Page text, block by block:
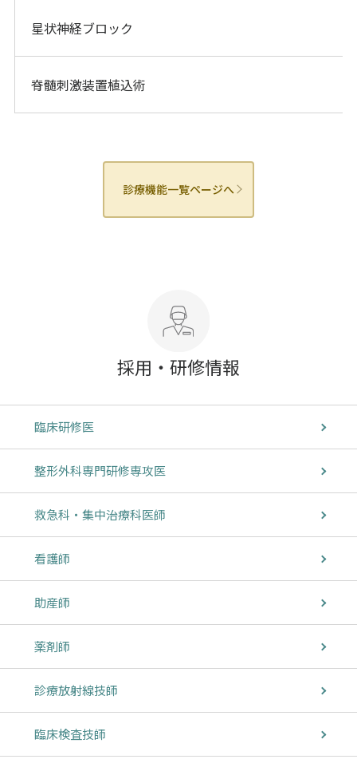
採用・研修情報
臨床研修医
整形外科専門研修専攻医
救急科・集中治療科医師
看護師
助産師
薬剤師
診療放射線技師
臨床検査技師
星状神経ブロック
脊髄刺激装置植込術
診療機能一覧ページへ